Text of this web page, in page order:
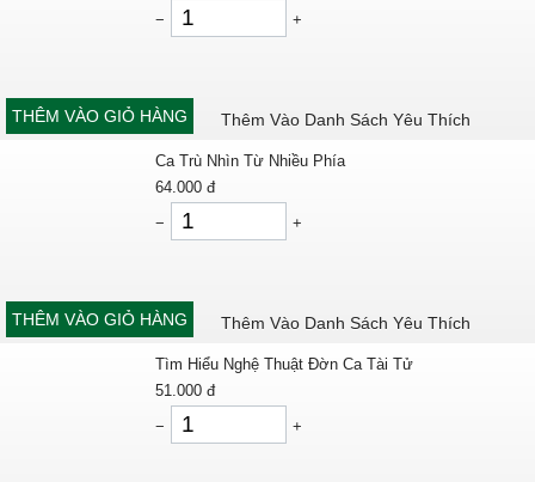
−
+
THÊM VÀO GIỎ HÀNG Thêm Vào Danh Sách Yêu Thích
Ca Trù Nhìn Từ Nhiều Phía
64.000 đ
−
+
THÊM VÀO GIỎ HÀNG Thêm Vào Danh Sách Yêu Thích
Tìm Hiểu Nghệ Thuật Đờn Ca Tài Tử
51.000 đ
−
+